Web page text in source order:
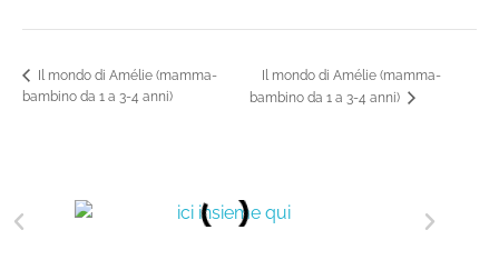
Il mondo di Amélie (mamma-
bambino da 1 a 3-4 anni)
Il mondo di Amélie (mamma-
bambino da 1 a 3-4 anni)